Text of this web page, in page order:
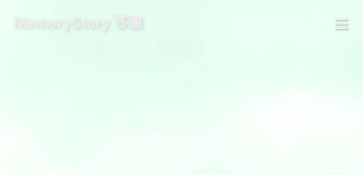
MemoryStory 👋🏼